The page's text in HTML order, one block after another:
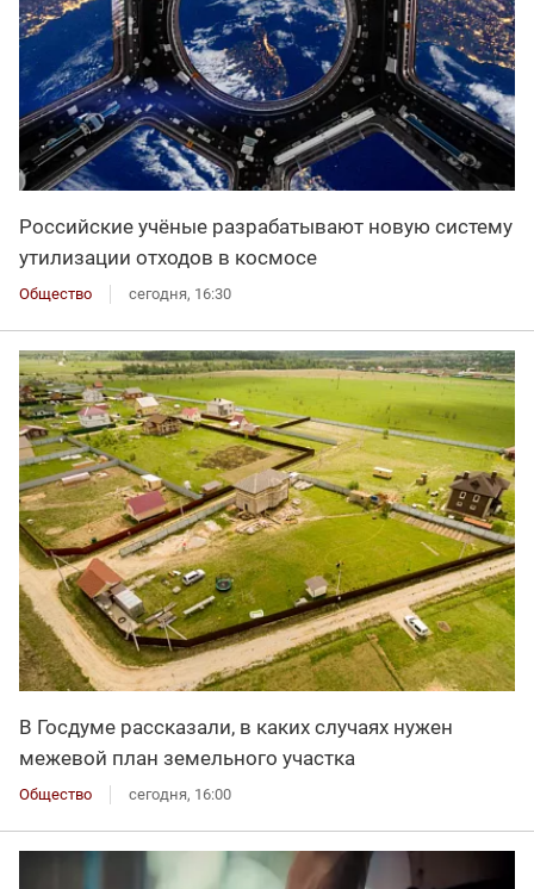
Российские учёные разрабатывают новую систему
утилизации отходов в космосе
Общество сегодня, 16:30
В Госдуме рассказали, в каких случаях нужен
межевой план земельного участка
Общество сегодня, 16:00